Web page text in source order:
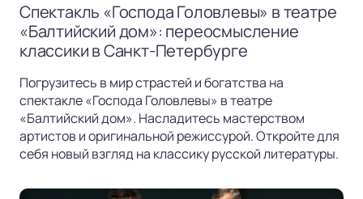
Спектакль «Господа Головлевы» в театре
«Балтийский дом»: переосмысление
классики в Санкт-Петербурге
Погрузитесь в мир страстей и богатства на
спектакле «Господа Головлевы» в театре
«Балтийский дом». Насладитесь мастерством
артистов и оригинальной режиссурой. Откройте для
себя новый взгляд на классику русской литературы.